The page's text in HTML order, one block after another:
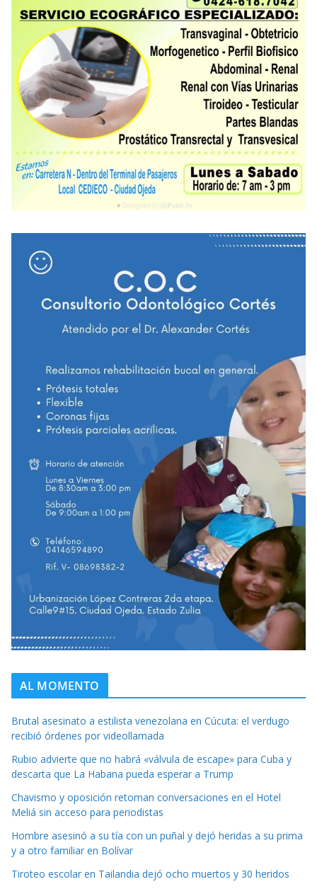
AL MOMENTO
Brutal asesinato a estilista venezolana en Cúcuta: el verdugo
recibió órdenes por videollamada
Rubio advierte que no habrá «válvula de escape» para Cuba y
descarta que La Habana pueda esperar a Trump
Chavismo y oposición retoman conversaciones en el Hotel
Meliá sin acceso para periodistas
Hombre asesinó a su tía con un puñal y dejó heridas a su prima
y a otro familiar en Bolívar
Tiroteo escolar en Tailandia dejó ocho muertos y 30 heridos